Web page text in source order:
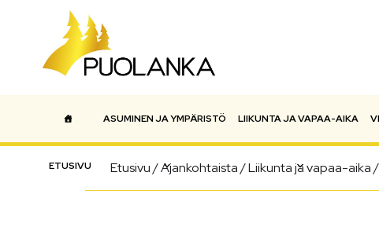
Päävalikko
ETUSIVU
ASUMINEN JA YMPÄRISTÖ LIIKUNTA JA VAPAA-AIKA
Etusivu/Ajankohtaista/Liikunta ja vapaa-aika/